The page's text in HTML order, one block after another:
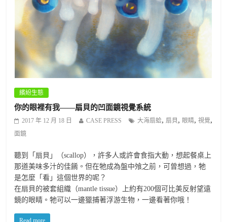
繽紛生態
你的眼裡有我——扇貝的凹面鏡視覺系統
2017 年 12 月 18 日 CASE PRESS 大海扇蛤, 扇貝 , 眼睛,視覺,
面鏡
聽到「扇貝」（scallop），許多人或許會食指大動，想起餐桌上
那道美味多汁的佳餚。但在牠成為盤中飧之前，可曾想過，牠
是怎麼「看」這個世界的呢？
在扇貝的被套組織（mantle tissue）上約有200個可比美反射望遠
鏡的眼睛。牠可以一邊獵捕著浮游生物，一邊看著你哦！
Read more